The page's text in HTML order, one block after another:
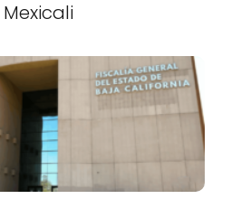
Mexicali